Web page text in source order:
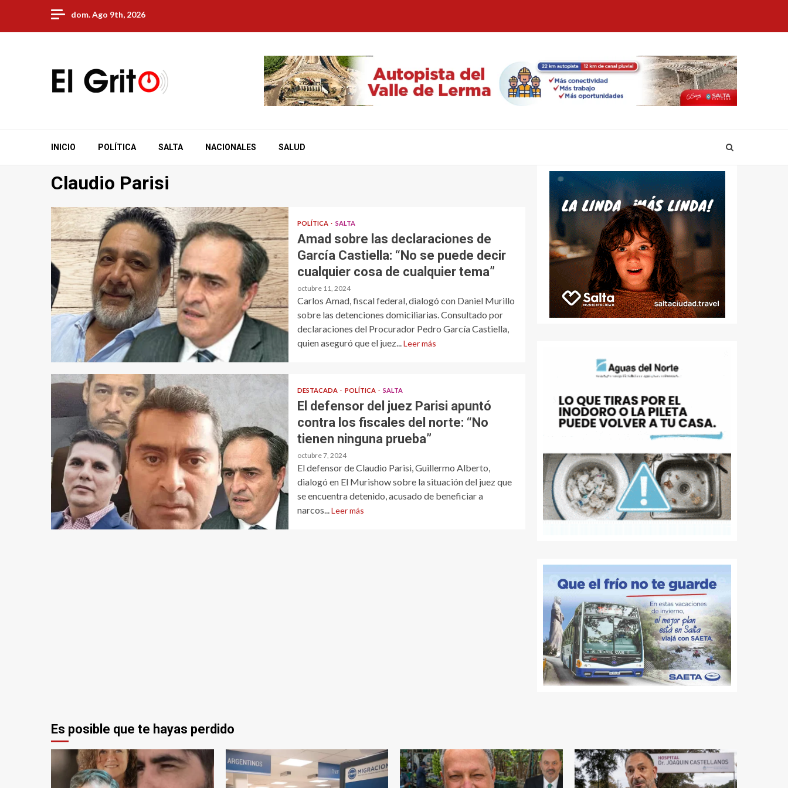
content
dom. Ago 9th, 2026
INICIO POLÍTICA SALTA NACIONALES SALUD
Claudio Parisi
POLÍTICA SALTA
Amad sobre las declaraciones de
García Castiella: “No se puede decir
cualquier cosa de cualquier tema”
octubre 11, 2024
Carlos Amad, fiscal federal, dialogó con Daniel Murillo
sobre las detenciones domiciliarias. Consultado por
declaraciones del Procurador Pedro García Castiella,
quien aseguró que el juez...Leer más
DESTACADA POLÍTICA SALTA
El defensor del juez Parisi apuntó
contra los fiscales del norte: “No
tienen ninguna prueba”
octubre 7, 2024
El defensor de Claudio Parisi, Guillermo Alberto,
dialogó en El Murishow sobre la situación del juez que
se encuentra detenido, acusado de beneficiar a
narcos...Leer más
Es posible que te hayas perdido